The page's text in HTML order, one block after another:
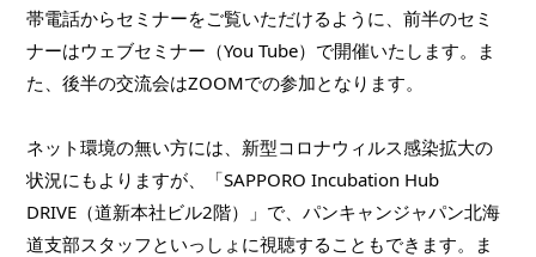
帯電話からセミナーをご覧いただけるように、前半のセミ
ナーはウェブセミナー（You Tube）で開催いたします。ま
た、後半の交流会はZOOMでの参加となります。
ネット環境の無い方には、新型コロナウィルス感染拡大の
状況にもよりますが、「SAPPORO Incubation Hub
DRIVE（道新本社ビル2階）」で、パンキャンジャパン北海
道支部スタッフといっしょに視聴することもできます。ま